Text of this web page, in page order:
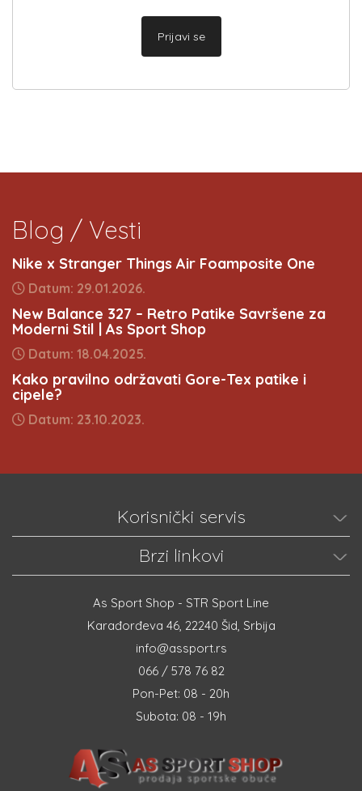
Prijavi se
Blog / Vesti
Nike x Stranger Things Air Foamposite One
Datum: 29.01.2026.
New Balance 327 – Retro Patike Savršene za
Moderni Stil | As Sport Shop
Datum: 18.04.2025.
Kako pravilno održavati Gore-Tex patike i
cipele?
Datum: 23.10.2023.
Korisnički servis
Brzi linkovi
As Sport Shop - STR Sport Line
Karađorđeva 46, 22240 Šid, Srbija
info@assport.rs
066 / 578 76 82
Pon-Pet: 08 - 20h
Subota: 08 - 19h